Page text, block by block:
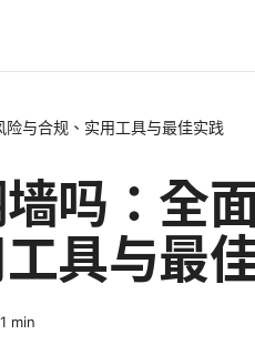
与合规、实用工具与最佳实践
吗：全
具与最
1 min